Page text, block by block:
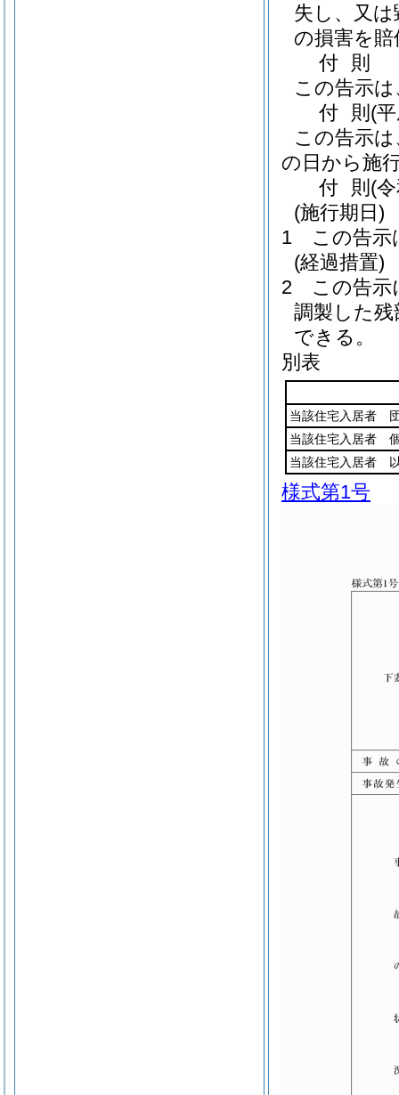
失し、又
の損害を
付 則
この告示
付 則 (
この告示
の日から施
付 則 (
(施行期日)
1
この告示
(経過措置)
2
この告示
調製した
できる。
別表
当該住宅入居者
当該住宅入居者
当該住宅入居者
様式第1号